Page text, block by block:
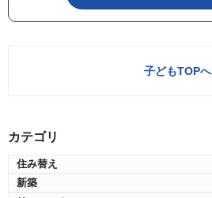
子どもTOPへ
カテゴリ
住み替え
新築